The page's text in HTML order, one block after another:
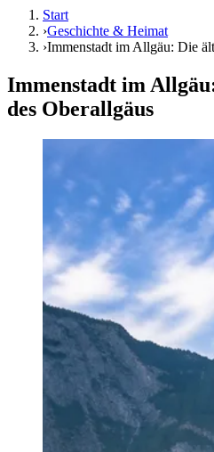
Start
›Geschichte & Heimat
›Immenstadt im Allgäu: Die
Immenstadt im
des Oberallgäus